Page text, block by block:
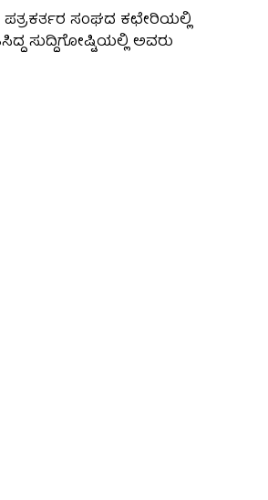
ಸಂಘದ ಕಛೇರಿಯಲ್ಲಿ
ಸುದ್ದಿಗೋಷ್ಟಿಯಲ್ಲಿ ಅವರು